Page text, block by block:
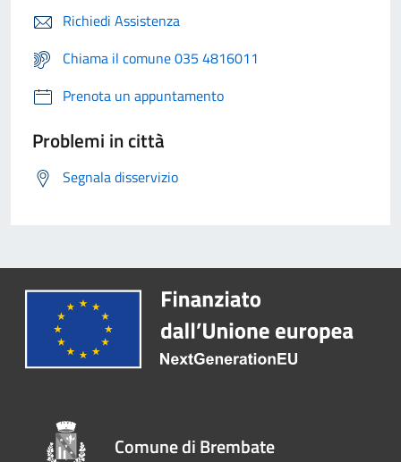
Richiedi Assistenza
Chiama il comune 035 4816011
Prenota un appuntamento
Problemi in città
Segnala disservizio
Comune di Brembate